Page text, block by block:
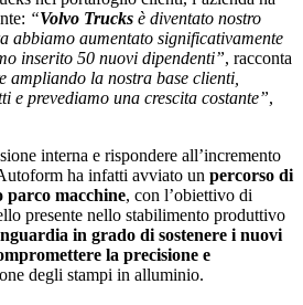
“Volvo Trucks è diventato nostro
abbiamo aumentato significativamente
inserito 50 nuovi dipendenti”, racconta
ampliando la nostra base clienti,
e prevediamo una crescita costante”,
interna e rispondere all’incremento
ha infatti avviato un percorso di
macchine, con l’obiettivo di
presente nello stabilimento produttivo
in grado di sostenere i nuovi
la precisione e
degli stampi in alluminio.